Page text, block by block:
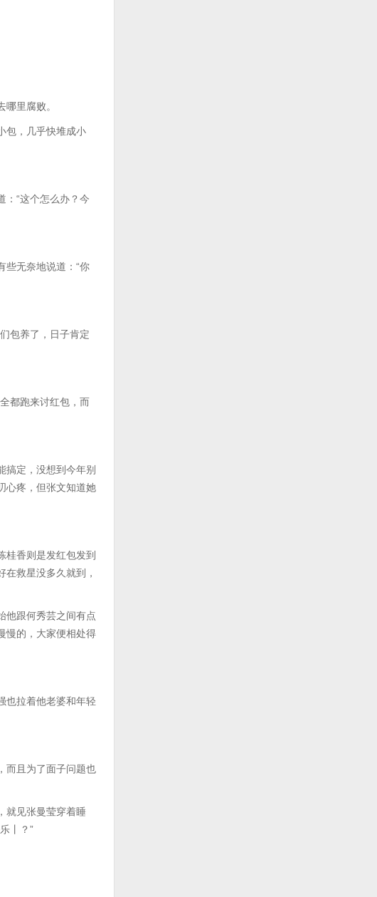
里腐败。
包，几乎快堆成小
“这个怎么办？今
无奈地说道：“你
包养了，日子肯定
都跑来讨红包，而
定，没想到今年别
心疼，但张文知道她
香则是发红包发到
救星没多久就到，
跟何秀芸之间有点
慢的，大家便相处得
拉着他老婆和年轻
且为了面子问题也
就见张曼莹穿着睡
丨？”